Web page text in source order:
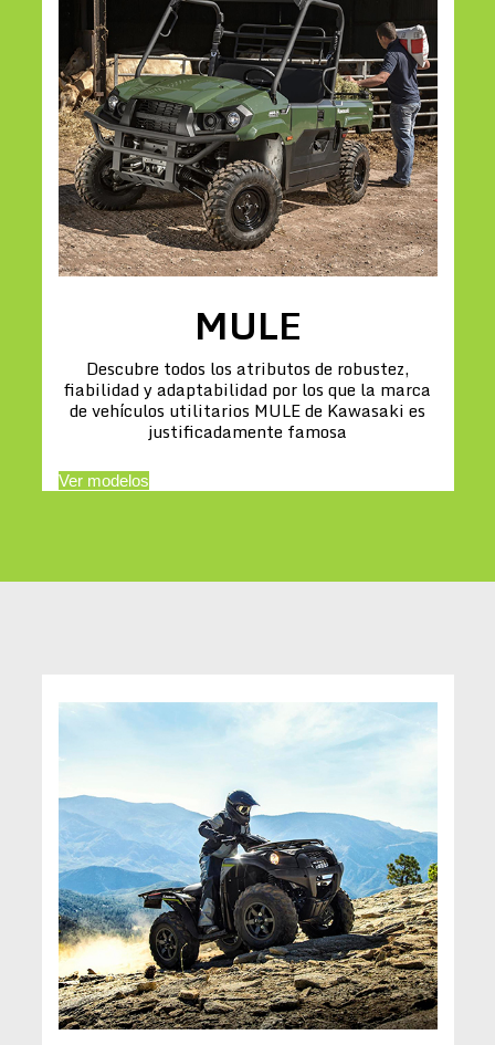
MULE
Descubre todos los atributos de robustez,
fiabilidad y adaptabilidad por los que la marca
de vehículos utilitarios MULE de Kawasaki es
justificadamente famosa
Ver modelos